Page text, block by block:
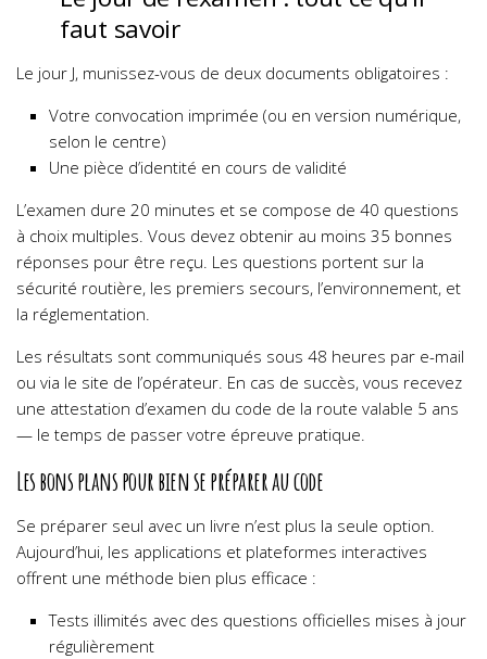
faut savoir
Le jour J, munissez-vous de deux documents obligatoires :
Votre convocation imprimée (ou en version numérique,
selon le centre)
Une pièce d’identité en cours de validité
L’examen dure 20 minutes et se compose de 40 questions
à choix multiples. Vous devez obtenir au moins 35 bonnes
réponses pour être reçu. Les questions portent sur la
sécurité routière, les premiers secours, l’environnement, et
la réglementation.
Les résultats sont communiqués sous 48 heures par e-mail
ou via le site de l’opérateur. En cas de succès, vous recevez
une attestation d’examen du code de la route valable 5 ans
— le temps de passer votre épreuve pratique.
Les bons plans pour bien se préparer au code
Se préparer seul avec un livre n’est plus la seule option.
Aujourd’hui, les applications et plateformes interactives
offrent une méthode bien plus efficace :
Tests illimités avec des questions officielles mises à jour
régulièrement